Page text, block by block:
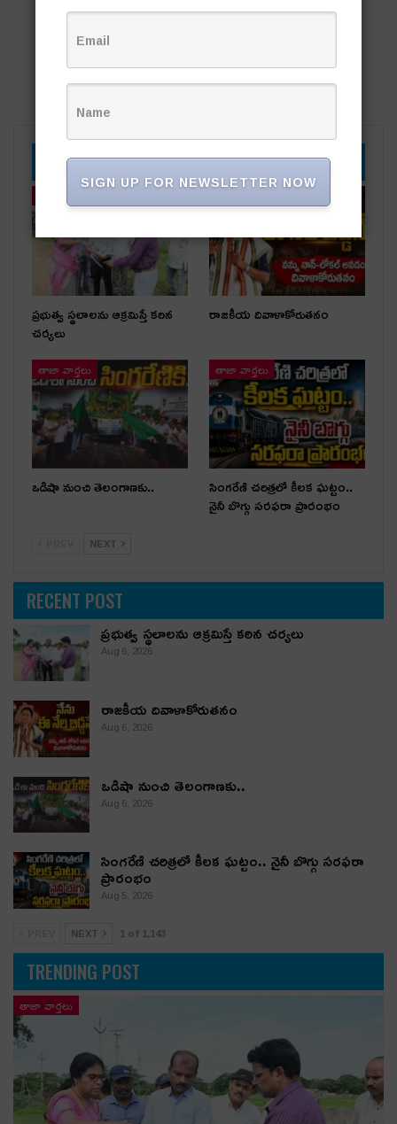
YOU MIGHT ALSO LIKE
ప్రభుత్వ స్థలాలను ఆక్రమిస్తే కఠిన
చర్యలు
రాజకీయ దివాళాకోరుతనం
తాజా వార్తలు
ఒడిషా నుంచి తెలంగాణ‌కు..
తాజా వార్తలు
సింగరేణి చరిత్రలో కీలక ఘట్టం..
నైనీ బొగ్గు సరఫరా ప్రారంభం
NEXT
RECENT POST
ప్రభుత్వ స్థలాలను ఆక్రమిస్తే కఠిన చర్యలు
Aug 6, 2026
రాజకీయ దివాళాకోరుతనం
Aug 6, 2026
ఒడిషా నుంచి తెలంగాణ‌కు..
Aug 6, 2026
సింగరేణి చరిత్రలో కీలక ఘట్టం.. నైనీ బొగ్గు సరఫరా
ప్రారంభం
Aug 5, 2026
NEXT 1 of 1,143
TRENDING POST
తాజా వార్తలు
SIGN UP FOR NEWSLETTER NOW